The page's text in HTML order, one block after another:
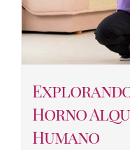
Horno
Humano